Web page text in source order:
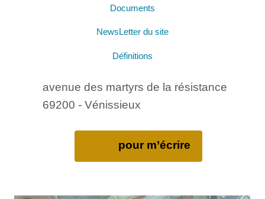
Documents
NewsLetter du site
Définitions
avenue des martyrs de la résistance
69200 - Vénissieux
pour m’écrire